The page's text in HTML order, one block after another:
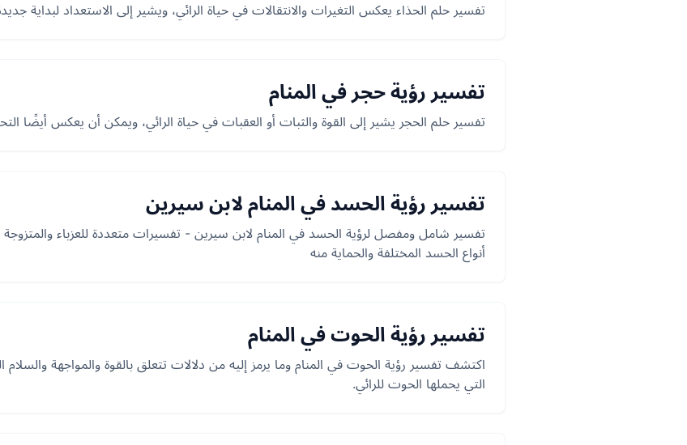
تفسير حلم الحذاء يعكس التغيرات والانتقالات في حياة الرائي، ويشير إلى الاستعداد لبداية
تفسير رؤية حجر في المنام
تفسير حلم الحجر يشير إلى القوة والثبات أو العقبات في حياة الرائي، ويمكن أن يعكس أيضًا
تفسير رؤية الحسد في المنام لابن سيرين
تفسير شامل ومفصل لرؤية الحسد في المنام لابن سيرين - تفسيرات متعددة للعزباء والمتزوجة
أنواع الحسد المختلفة والحماية منه
تفسير رؤية الحوت في المنام
اكتشف تفسير رؤية الحوت في المنام وما يرمز إليه من دلالات تتعلق بالقوة والمواجهة والسلام
التي يحملها الحوت للرائي.